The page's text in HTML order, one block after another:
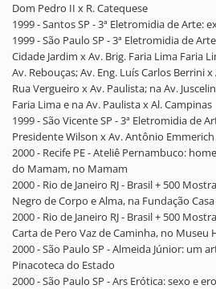
Dom Pedro II x R. Catequese
1999 - Santos SP - 3ª Eletromidia de Arte:
1999 - São Paulo SP - 3ª Eletromidia de
Cidade Jardim x Av. Brig. Faria Lima Faria
Av. Rebouças; Av. Eng. Luís Carlos Berrini
Rua Vergueiro x Av. Paulista; na Av.
Faria Lima e na Av. Paulista x Al. Campinas
1999 - São Vicente SP - 3ª Eletromidia de
Presidente Wilson x Av. Antônio Emmerich
2000 - Recife PE - Ateliê Pernambuco:
do Mamam, no Mamam
2000 - Rio de Janeiro RJ - Brasil + 500
Negro de Corpo e Alma, na Fundação
2000 - Rio de Janeiro RJ - Brasil + 500
Carta de Pero Vaz de Caminha, no Museu
2000 - São Paulo SP - Almeida Júnior: um
Pinacoteca do Estado
2000 - São Paulo SP - Ars Erótica: sexo e